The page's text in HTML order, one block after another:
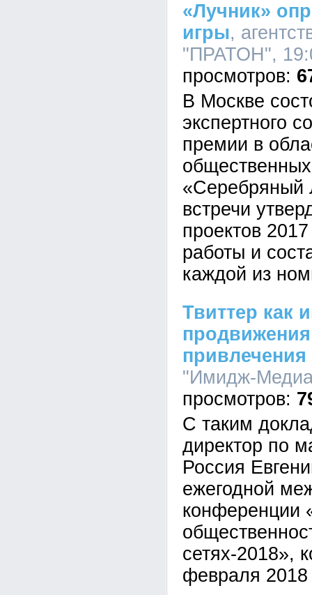
«Лучник»
игры,
"ПРАТОН",
В Москве
экспертного
премии в
«Серебряный
встречи
проектов
работы и
каждой из
Твиттер как
привлечения
"Имидж-
С таким
директор по
Россия
ежегодной
конференции
сетях-2018»,
февраля 2018